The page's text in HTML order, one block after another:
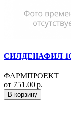
СИЛДЕНАФИЛ
ФАРМПРОЕКТ
от 751.00 р.
В корзину